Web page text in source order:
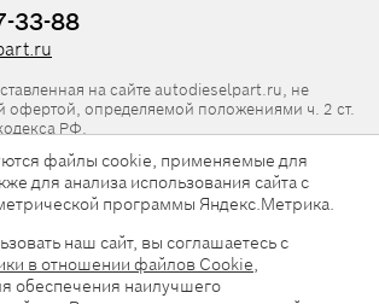
33-88
на сайте autodieselpart.ru, не
офертой, определяемой положениями ч. 2 ст.
РФ.
сетях
файлы cookie, применяемые для
для анализа использования сайта с
программы Яндекс.Метрика.
наш сайт, вы соглашаетесь с
в отношении файлов Cookie,
обеспечения наилучшего